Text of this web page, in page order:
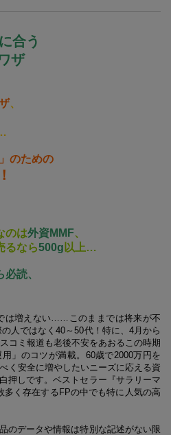
合う
ザ
、
のための
のは外資MMF、
るなら500g 以上…
読、
は増えない……このままでは将来が不
人ではなく40～50代！特に、4月から
コミ報道も老後不安をあおるこの時期
」のコツが満載。60歳で2000万円を
く安全に増やしたいニーズに応える資
押しです。ベストセラー『サラリーマ
多く存在するFPの中でも特に人気の高
のデータや情報は特別な記述がない限